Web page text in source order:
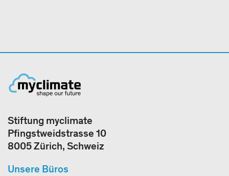
Stiftung myclimate
Pfingstweidstrasse 10
8005 Zürich, Schweiz
Unsere Büros